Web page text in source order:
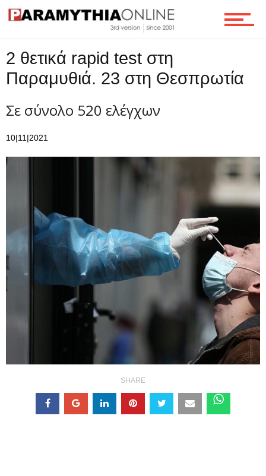
Τεχνολογία
Ροή
2 θετικά rapid test στη
Παραμυθιά. 23 στη Θεσπρωτία
Σε σύνολο 520 ελέγχων
10|11|2021
SHARE